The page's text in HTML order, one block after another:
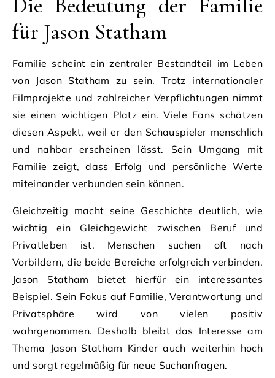
für Jason Statham
Familie scheint ein zentraler Bestandteil im Leben
von Jason Statham zu sein. Trotz internationaler
Filmprojekte und zahlreicher Verpflichtungen nimmt
sie einen wichtigen Platz ein. Viele Fans schätzen
diesen Aspekt, weil er den Schauspieler menschlich
und nahbar erscheinen lässt. Sein Umgang mit
Familie zeigt, dass Erfolg und persönliche Werte
miteinander verbunden sein können.
Gleichzeitig macht seine Geschichte deutlich, wie
wichtig ein Gleichgewicht zwischen Beruf und
Privatleben ist. Menschen suchen oft nach
Vorbildern, die beide Bereiche erfolgreich verbinden.
Jason Statham bietet hierfür ein interessantes
Beispiel. Sein Fokus auf Familie, Verantwortung und
Privatsphäre wird von vielen positiv
wahrgenommen. Deshalb bleibt das Interesse am
Thema Jason Statham Kinder auch weiterhin hoch
und sorgt regelmäßig für neue Suchanfragen.